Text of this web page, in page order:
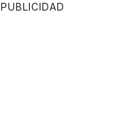
PUBLICIDAD